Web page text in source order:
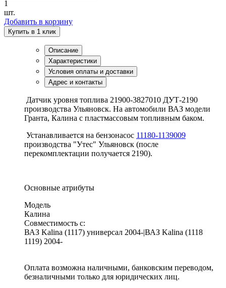
1
шт.
Добавить в корзину
Купить в 1 клик
Описание
Характеристики
Условия оплаты и доставки
Адрес и контакты
Датчик уровня топлива 21900-3827010 ДУТ-2190
производства Ульяновск. На автомобили ВАЗ модели
Гранта, Калина с пластмассовым топливным баком.
Устанавливается на бензонасос 11180-1139009
производства "Утес" Ульяновск (после
перекомплектации получается 2190).
Основные атрибуты
Модель
Калина
Совместимость с:
ВАЗ Kalina (1117) универсал 2004-|ВАЗ Kalina (1118
1119) 2004-
Оплата возможна наличными, банковским переводом,
безналичными только для юридических лиц.